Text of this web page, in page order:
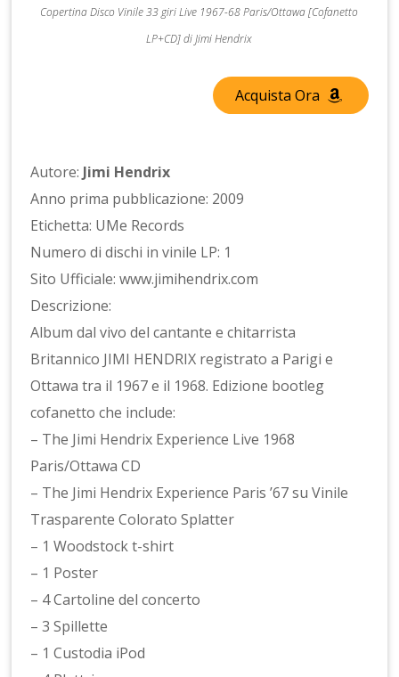
Copertina Disco Vinile 33 giri Live 1967-68 Paris/Ottawa [Cofanetto
LP+CD] di Jimi Hendrix
Acquista Ora
Autore: Jimi Hendrix
Anno prima pubblicazione: 2009
Etichetta: UMe Records
Numero di dischi in vinile LP: 1
Sito Ufficiale: www.jimihendrix.com
Descrizione:
Album dal vivo del cantante e chitarrista
Britannico JIMI HENDRIX registrato a Parigi e
Ottawa tra il 1967 e il 1968. Edizione bootleg
cofanetto che include:
– The Jimi Hendrix Experience Live 1968
Paris/Ottawa CD
– The Jimi Hendrix Experience Paris ’67 su Vinile
Trasparente Colorato Splatter
– 1 Woodstock t-shirt
– 1 Poster
– 4 Cartoline del concerto
– 3 Spillette
– 1 Custodia iPod